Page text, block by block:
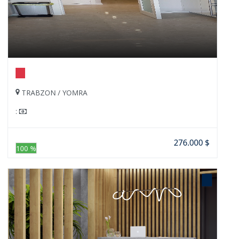
TRABZON / YOMRA
:
100 %
276.000 $